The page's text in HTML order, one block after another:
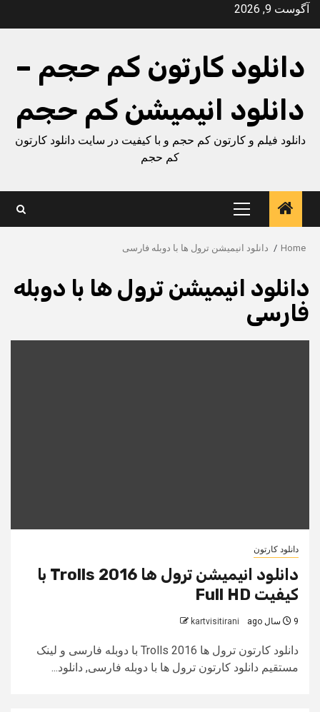
Skipآگوست 9, 2026
دانلود کارتون کم حجم –
دانلود انیمیشن کم حجم
دانلود فیلم و کارتون کم حجم و با کیفیت در سایت دانلود کارتون
کم حجم
Primary
Menu
Home دانلود انیمیشن ترول ها با دوبله فارسی
دانلود انیمیشن ترول ها با دوبله
فارسی
دانلود کارتون
دانلود انیمیشن ترول ها Trolls 2016 با
کیفیت Full HD
9 سال ago kartvisitirani
دانلود کارتون ترول ها Trolls 2016 با دوبله فارسی و لینک
مستقیم دانلود کارتون ترول ها با دوبله فارسی, دانلود...